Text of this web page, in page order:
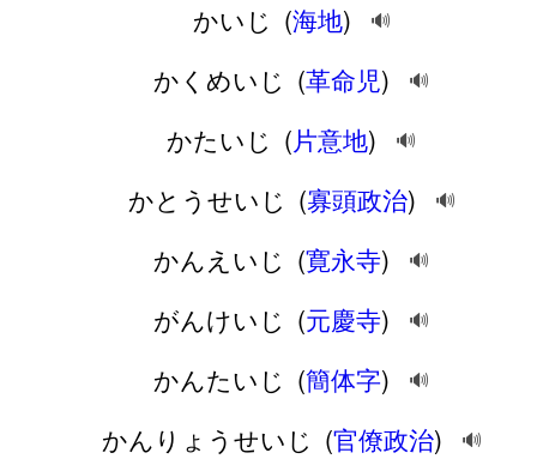
かいじ (海地) 🔊
かくめいじ (革命児) 🔊
かたいじ (片意地) 🔊
かとうせいじ (寡頭政治) 🔊
かんえいじ (寛永寺) 🔊
がんけいじ (元慶寺) 🔊
かんたいじ (簡体字) 🔊
かんりょうせいじ (官僚政治) 🔊